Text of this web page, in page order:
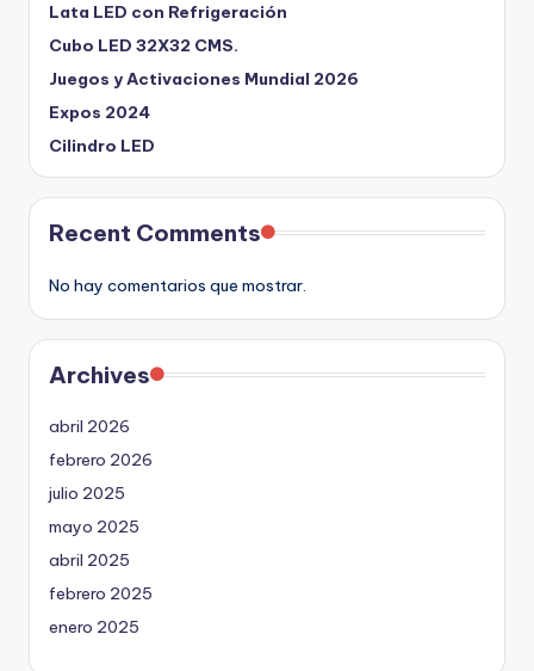
Lata LED con Refrigeración
Cubo LED 32X32 CMS.
Juegos y Activaciones Mundial 2026
Expos 2024
Cilindro LED
Recent Comments
No hay comentarios que mostrar.
Archives
abril 2026
febrero 2026
julio 2025
mayo 2025
abril 2025
febrero 2025
enero 2025